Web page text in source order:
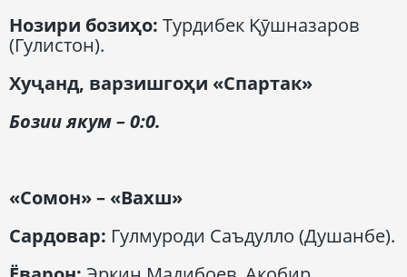
Нозири бозиҳо: Турдибек Қӯшназаров
(Гулистон).
Хуҷанд, варзишгоҳи «Спартак»
Бозии якум– 0:0.
«Сомон» – «Вахш»
Сардовар: Гулмуроди Саъдулло (Душанбе).